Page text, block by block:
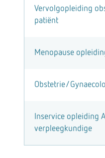
Vervolgopleiding
patiënt
Menopause
Obstetrie/
Inservice opleiding
verpleegkundige